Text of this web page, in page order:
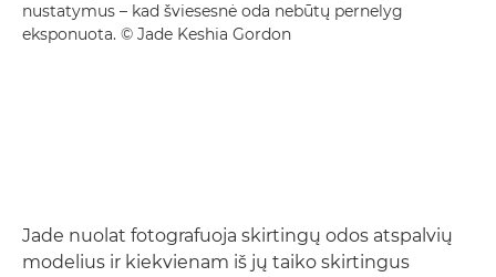
nustatymus – kad šviesesnė oda nebūtų pernelyg
eksponuota. © Jade Keshia Gordon
Jade nuolat fotografuoja skirtingų odos atspalvių
modelius ir kiekvienam iš jų taiko skirtingus